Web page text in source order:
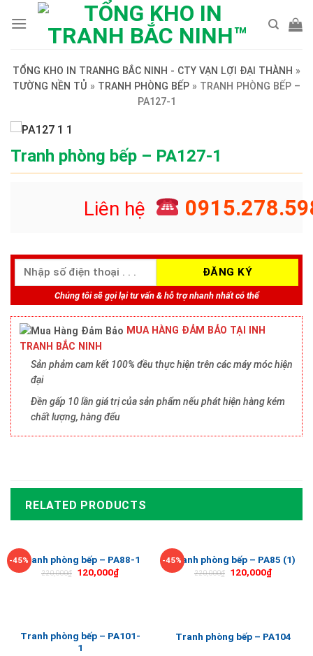
TỔNG KHO IN TRANHG BẮC NINH - CTY VẠN LỢI ĐẠI THÀNH »
TƯỜNG NỀN TỦ » TRANH PHÒNG BẾP » TRANH PHÒNG BẾP –
PA127-1
Tranh phòng bếp – PA127-1
Liên hệ
Chúng tôi sẽ gọi lại tư vấn & hỗ trợ nhanh nhất có thể
MUA HÀNG ĐẢM BẢO TẠI INH
TRANH BẮC NINH
Sản phảm cam kết 100% đều thực hiện trên các máy móc hiện
đại
Đền gấp 10 lần giá trị của sản phẩm nếu phát hiện hàng kém
chất lượng, hàng đểu
RELATED PRODUCTS
-45%Tranh phòng bếp – PA88-1
220,000₫ 120,000₫
-45%Tranh phòng bếp – PA85 (1)
220,000₫ 120,000₫
Tranh phòng bếp – PA101-
1
Tranh phòng bếp – PA104